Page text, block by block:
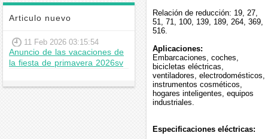
Articulo nuevo
11 Feb 2026 03:15:54
Anuncio de las vacaciones de
la fiesta de primavera 2026sv
Relación de reducción: 19, 27,
51, 71, 100, 139, 189, 264, 369,
516.
Aplicaciones:
Embarcaciones, coches,
bicicletas eléctricas,
ventiladores, electrodomésticos,
instrumentos cosméticos,
hogares inteligentes, equipos
industriales.
Especificaciones eléctricas: